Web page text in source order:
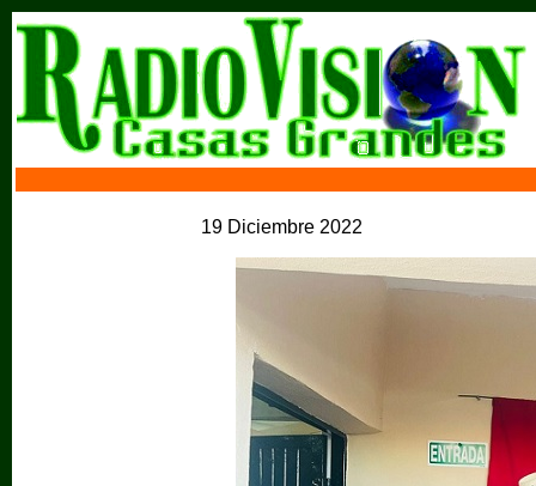
19 Diciembre 2022